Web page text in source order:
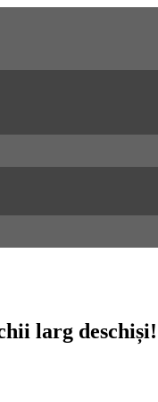
larg deschiși!